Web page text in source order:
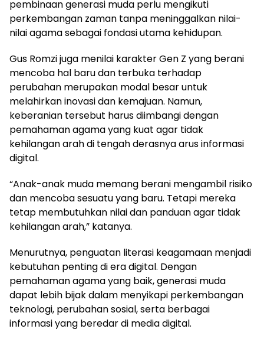
pembinaan generasi muda perlu mengikuti
perkembangan zaman tanpa meninggalkan nilai-
nilai agama sebagai fondasi utama kehidupan.
Gus Romzi juga menilai karakter Gen Z yang berani
mencoba hal baru dan terbuka terhadap
perubahan merupakan modal besar untuk
melahirkan inovasi dan kemajuan. Namun,
keberanian tersebut harus diimbangi dengan
pemahaman agama yang kuat agar tidak
kehilangan arah di tengah derasnya arus informasi
digital.
“Anak-anak muda memang berani mengambil risiko
dan mencoba sesuatu yang baru. Tetapi mereka
tetap membutuhkan nilai dan panduan agar tidak
kehilangan arah,” katanya.
Menurutnya, penguatan literasi keagamaan menjadi
kebutuhan penting di era digital. Dengan
pemahaman agama yang baik, generasi muda
dapat lebih bijak dalam menyikapi perkembangan
teknologi, perubahan sosial, serta berbagai
informasi yang beredar di media digital.